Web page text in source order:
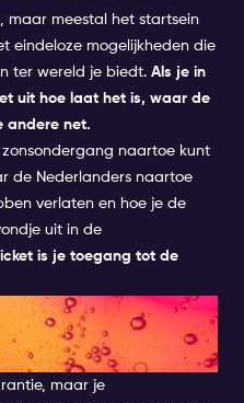
maar meestal het startsein
eindeloze mogelijkheden die
ter wereld je biedt. Als je in
uit hoe laat het is, waar de
andere net.
naartoe kunt
de Nederlanders naartoe
verlaten en hoe je de
uit in de
is je toegang tot de
anders in de
maar je